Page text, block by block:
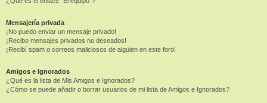
Mensajería privada
¡No puedo enviar un mensaje privado!
¡Recibo mensajes privados no deseados!
¡Recibí spam o correos maliciosos de alguien en este foro!
Amigos e Ignorados
¿Qué es la lista de Mis Amigos e Ignorados?
¿Cómo se puede añadir o borrar usuarios de mi lista de Amigos e Ignorados?